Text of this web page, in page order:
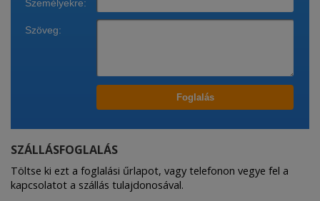
SZÁLLÁSFOGLALÁS
Töltse ki ezt a foglalási űrlapot, vagy telefonon vegye fel a
kapcsolatot a szállás tulajdonosával.